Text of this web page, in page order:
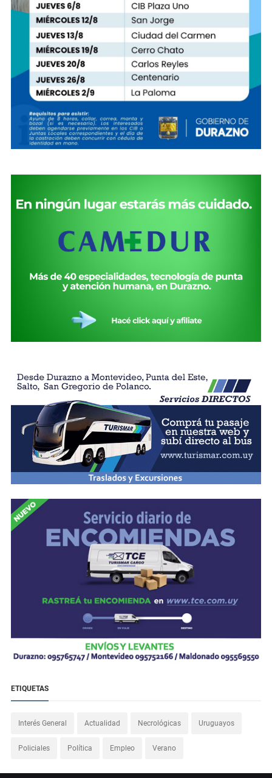
ETIQUETAS
Interés General Actualidad Necrológicas Uruguayos
Policiales Política Empleo Verano